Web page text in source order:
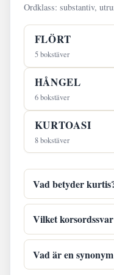
Ordklass: substantiv,
FLÖRT
5 bokstäver
HÅNGEL
6 bokstäver
KURTOASI
8 bokstäver
Vad betyder
Vilket
Vad är en